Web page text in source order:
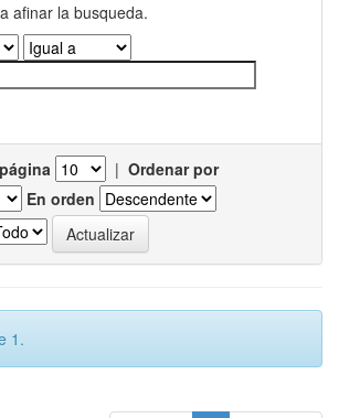
afinar la busqueda.
| Ordenar por
En orden
1.